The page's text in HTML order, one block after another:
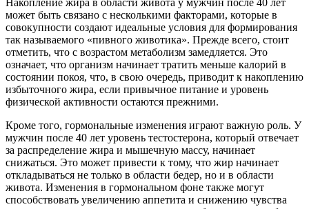
может быть связано с несколькими факторами, которые в
совокупности создают идеальные условия для формирования
так называемого «пивного животика». Прежде всего, стоит
отметить, что с возрастом метаболизм замедляется. Это
означает, что организм начинает тратить меньше калорий в
состоянии покоя, что, в свою очередь, приводит к накоплению
избыточного жира, если привычное питание и уровень
физической активности остаются прежними.
Кроме того, гормональные изменения играют важную роль. У
мужчин после 40 лет уровень тестостерона, который отвечает
за распределение жира и мышечную массу, начинает
снижаться. Это может привести к тому, что жир начинает
откладываться не только в области бедер, но и в области
живота. Изменения в гормональном фоне также могут
способствовать увеличению аппетита и снижению чувства